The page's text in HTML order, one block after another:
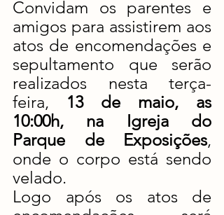
Convidam os parentes e
amigos para assistirem aos
atos de encomendações e
sepultamento que serão
realizados nesta terça-
feira, 13 de maio, as
10:00h, na Igreja do
Parque de Exposições,
onde o corpo está sendo
velado.
Logo após os atos de